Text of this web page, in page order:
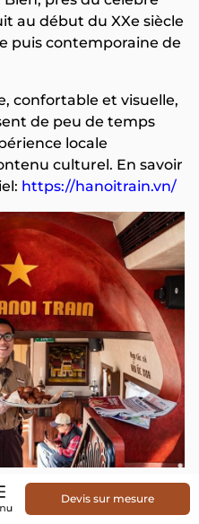
au début du XXe siècle
puis contemporaine de
confortable et visuelle,
de peu de temps
locale
culturel. En savoir
https://hanoitrain.vn/
sa place dans
Devis sur mesure